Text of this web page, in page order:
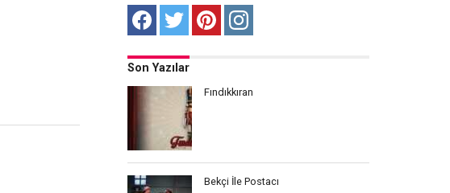
Son Yazılar
Fındıkkıran
Bekçi İle Postacı